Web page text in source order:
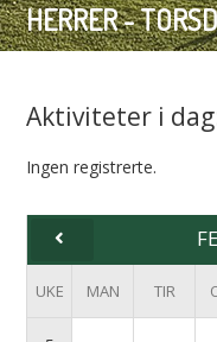
HERRER -
Aktiviteter i
Ingen registrerte.
UKE MAN TIR